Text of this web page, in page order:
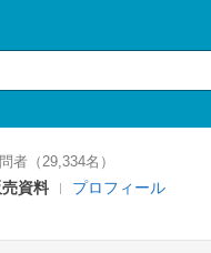
者（29,334名）
売資料 プロフィール